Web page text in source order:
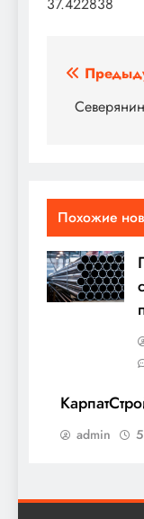
по
Похожие
admin